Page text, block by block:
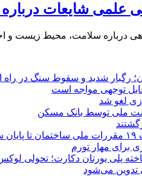
شایعات
درباره سلامت، محیط‌ زیست
توجهی مواجه است
لغو شد
برای مهار تورم
پلی یورتان دکارت؛ تحولی
تدوین می‌شود